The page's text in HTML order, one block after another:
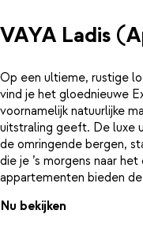
VAYA Ladis
Op een ultieme, rustige
vind je het gloednieuwe
voornamelijk natuurlijke
uitstraling geeft. De luxe
de omringende bergen,
die je ’s morgens naar
appartementen bieden
heerlijk zachte bedden
Nu bekijken